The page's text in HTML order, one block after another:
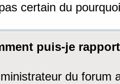
certain du
puis-je
du forum